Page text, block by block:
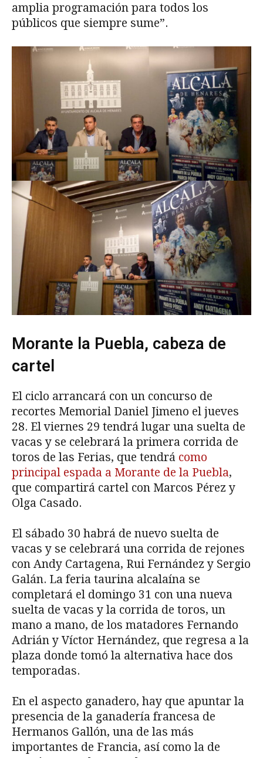
amplia programación para todos los
públicos que siempre sume”.
Morante la Puebla, cabeza de
cartel
El ciclo arrancará con un concurso de
recortes Memorial Daniel Jimeno el jueves
28. El viernes 29 tendrá lugar una suelta de
vacas y se celebrará la primera corrida de
toros de las Ferias, que tendrá como
principal espada a Morante de la Puebla,
que compartirá cartel con Marcos Pérez y
Olga Casado.
El sábado 30 habrá de nuevo suelta de
vacas y se celebrará una corrida de rejones
con Andy Cartagena, Rui Fernández y Sergio
Galán. La feria taurina alcalaína se
completará el domingo 31 con una nueva
suelta de vacas y la corrida de toros, un
mano a mano, de los matadores Fernando
Adrián y Víctor Hernández, que regresa a la
plaza donde tomó la alternativa hace dos
temporadas.
En el aspecto ganadero, hay que apuntar la
presencia de la ganadería francesa de
Hermanos Gallón, una de las más
importantes de Francia, así como la de